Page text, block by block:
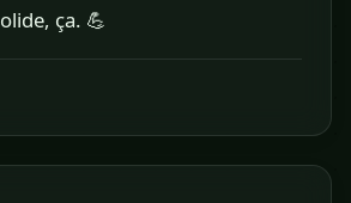
ça. 💪